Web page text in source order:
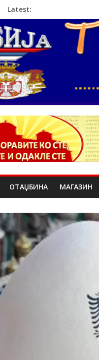
Latest:
ОТАЏБИНА МАГАЗИН